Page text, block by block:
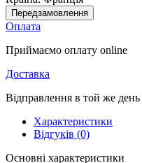
Передзамовлення
Оплата
Приймаємо оплату online
Доставка
Відправлення в той же
Характеристики
Відгуків (0)
Основні характеристики